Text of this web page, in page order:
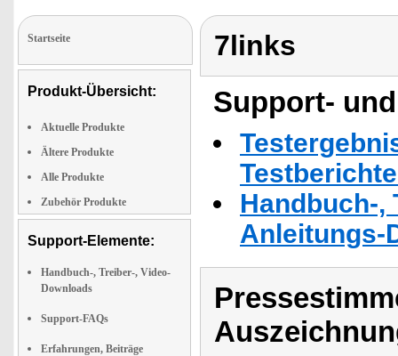
Startseite
Produkt-Übersicht:
Aktuelle Produkte
Ältere Produkte
Alle Produkte
Zubehör Produkte
Support-Elemente:
Handbuch-, Treiber-, Video-
Downloads
Support-FAQs
Erfahrungen, Beiträge
7links
Support-
Handbuch-,
Anleitungs-